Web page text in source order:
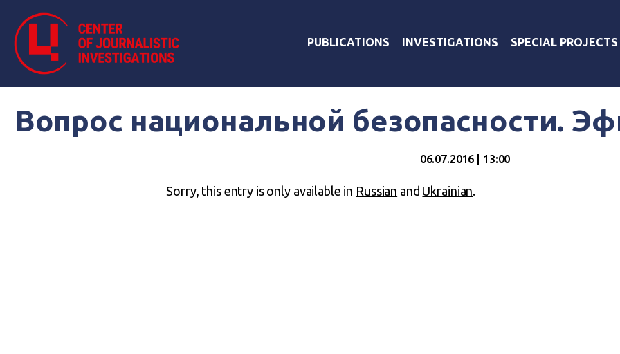
PUBLICATIONS INVESTIGATIONS SPECIAL PROJECTS
Вопрос национальной безопасности.
06.07.2016 | 13:00
Sorry, this entry is only available in Russian and Ukrainian.